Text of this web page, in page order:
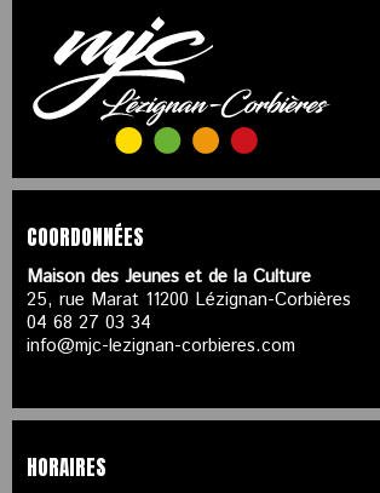
COORDONNÉES
Maison des Jeunes et de la Culture
25, rue Marat 11200 Lézignan-Corbières
04 68 27 03 34
info@mjc-lezignan-corbieres.com
HORAIRES